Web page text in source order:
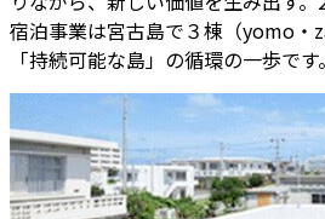
宿泊事業は宮古島で３棟（yomo・
「持続可能な島」の循環の一歩です。